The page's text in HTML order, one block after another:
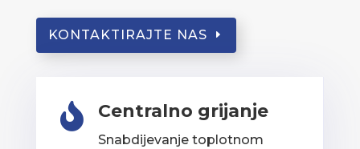
KONTAKTIRAJTE NAS
 Centralno grijanje
Snabdijevanje toplotnom